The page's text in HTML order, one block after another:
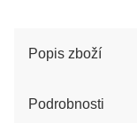
Popis zboží
Podrobnosti